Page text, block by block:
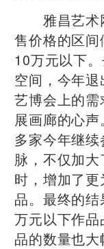
雅昌艺术
售价格的区
10万元以下
空间，今年
艺博会上的
展画廊的心
多家今年继
脉，不仅加
时，增加了
品。最终的
万元以下作
品的数量也大